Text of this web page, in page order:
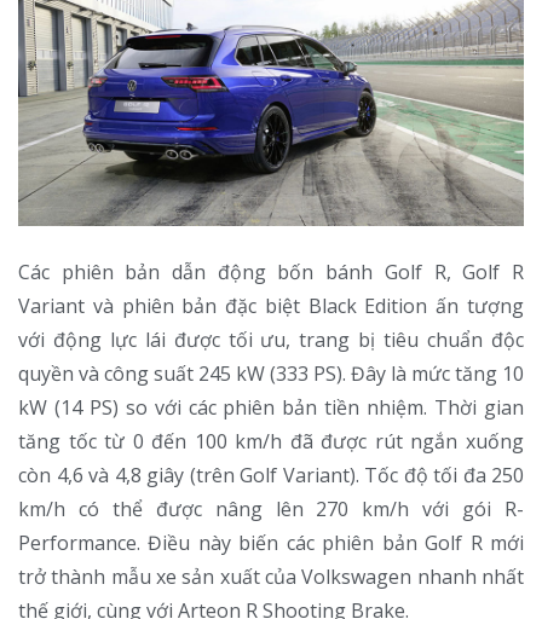
Các phiên bản dẫn động bốn bánh Golf R, Golf R
Variant và phiên bản đặc biệt Black Edition ấn tượng
với động lực lái được tối ưu, trang bị tiêu chuẩn độc
quyền và công suất 245 kW (333 PS). Đây là mức tăng 10
kW (14 PS) so với các phiên bản tiền nhiệm. Thời gian
tăng tốc từ 0 đến 100 km/h đã được rút ngắn xuống
còn 4,6 và 4,8 giây (trên Golf Variant). Tốc độ tối đa 250
km/h có thể được nâng lên 270 km/h với gói R-
Performance. Điều này biến các phiên bản Golf R mới
trở thành mẫu xe sản xuất của Volkswagen nhanh nhất
thế giới, cùng với Arteon R Shooting Brake.